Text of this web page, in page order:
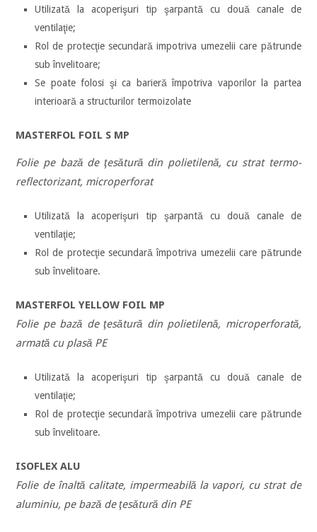
Utilizată la acoperişuri tip şarpantă cu două canale de
ventilaţie;
Rol de protecţie secundară impotriva umezelii care pătrunde
sub învelitoare;
Se poate folosi şi ca barieră împotriva vaporilor la partea
interioară a structurilor termoizolate
MASTERFOL FOIL S MP
Folie pe bază de ţesătură din polietilenă, cu strat termo-
reflectorizant, microperforat
Utilizată la acoperişuri tip şarpantă cu două canale de
ventilaţie;
Rol de protecţie secundară împotriva umezelii care pătrunde
sub învelitoare.
MASTERFOL YELLOW FOIL MP
Folie pe bază de ţesătură din polietilenă, microperforată,
armată cu plasă PE
Utilizată la acoperişuri tip şarpantă cu două canale de
ventilaţie;
Rol de protecţie secundară împotriva umezelii care pătrunde
sub învelitoare.
ISOFLEX ALU
Folie de înaltă calitate, impermeabilă la vapori, cu strat de
aluminiu, pe bază de ţesătură din PE